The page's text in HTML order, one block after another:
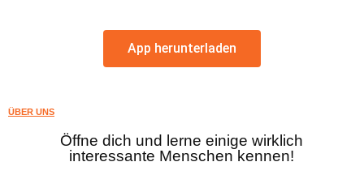
App herunterladen
ÜBER UNS
Öffne dich und lerne einige wirklich
interessante Menschen kennen!